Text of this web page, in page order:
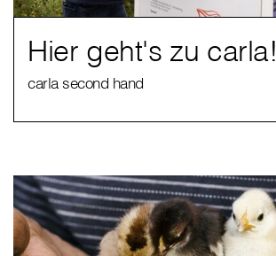
Hier geht's zu carla!
carla second hand